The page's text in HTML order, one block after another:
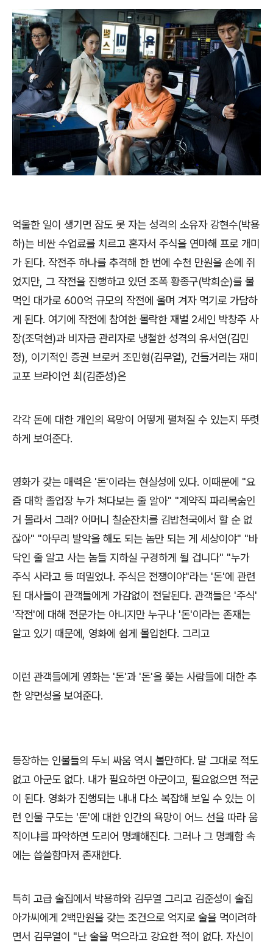
억울한 일이 생기면 잠도 못 자는 성격의 소유자 강현수(박용
하)는 비싼 수업료를 치르고 혼자서 주식을 연마해 프로 개미
가 된다. 작전주 하나를 추격해 한 번에 수천 만원을 손에 쥐
었지만 그 작전을 진행하고 있던 조폭 황종구(박희순)를 물
먹인 대가로 600억 규모의 작전에 울며 겨자 먹기로 가담하
게 된다. 여기에 작전에 참여한 몰락한 재벌 2세인 박창주 사
장(조덕현)과 비자금 관리자로 냉철한 성격의 유서연(김민
정), 이기적인 증권 브로커 조민형(김무열), 건들거리는 재미
교포 브라이언 최 (김준성)은
각각 돈에 대한 개인의 욕망이 어떻게 펼쳐질 수 있는지 뚜렷
하게 보여준다.
영화가 갖는 매력은 '돈'이라는 현실성에 있다. 이때문에 "요
즘 대학 졸업장 누가 쳐다보는 줄 알아" "계약직 파리목숨인
거 몰라서 그래? 어머니 칠순잔치를 김밥천국에서 할 순 없
잖아" "아무리 발악을 해도 되는 놈만 되는 게 세상이야" "바
닥인 줄 알고 사는 놈들 지하실 구경하게 될 겁니다" "누가
주식 사라고 등 떠밀었나. 주식은 전쟁이야"라는 '돈'에 관련
된 대사들이 관객들에게 가감없이 전달된다. 관객들은 '주식'
'작전'에 대해 전문가는 아니지만 누구나 '돈'이라는 존재는
알고 있기 때문에 영화에 쉽게 몰입한다. 그리고
이런 관객들에게 영화는 '돈'과 '돈'을 쫓는 사람들에 대한 추
한 양면성을 보여준다.
등장하는 인물들의 두뇌 싸움 역시 볼만하다. 말 그대로 적도
없고 아군도 없다. 내가 필요하면 아군이고 필요없으면 적군
이 된다. 영화가 진행되는 내내 다소 복잡해 보일 수 있는 이
런 인물 구도는 '돈'에 대한 인간의 욕망이 어느 선을 따라 움
직이냐를 파악하면 도리어 명쾌해진다. 그러나 그 명쾌함 속
에는 씁쓸함마저 존재한다.
특히 고급 술집에서 박용하와 김무열 그리고 김준성이 술집
아가씨에게 2백만원을 갖는 조건으로 억지로 술을 먹이려하
면서 김무열이 "난 술을 먹으라고 강요한 적이 없다. 자신이